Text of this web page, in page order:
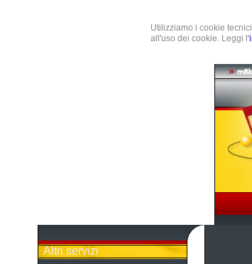
Utilizziamo i cookie
all'uso dei cookie. Leggi l'
Altri servizi